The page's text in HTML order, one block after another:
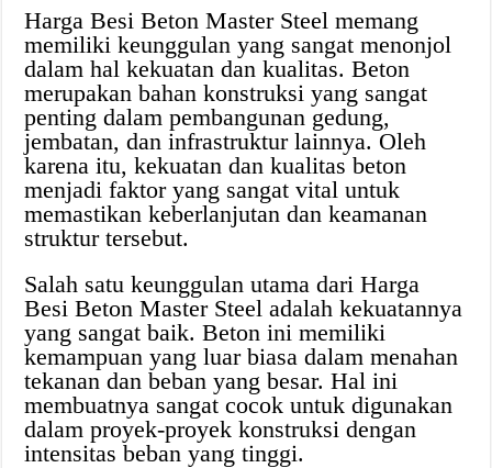
Harga Besi Beton Master Steel memang
memiliki keunggulan yang sangat menonjol
dalam hal kekuatan dan kualitas. Beton
merupakan bahan konstruksi yang sangat
penting dalam pembangunan gedung,
jembatan, dan infrastruktur lainnya. Oleh
karena itu, kekuatan dan kualitas beton
menjadi faktor yang sangat vital untuk
memastikan keberlanjutan dan keamanan
struktur tersebut.
Salah satu keunggulan utama dari Harga
Besi Beton Master Steel adalah kekuatannya
yang sangat baik. Beton ini memiliki
kemampuan yang luar biasa dalam menahan
tekanan dan beban yang besar. Hal ini
membuatnya sangat cocok untuk digunakan
dalam proyek-proyek konstruksi dengan
intensitas beban yang tinggi.